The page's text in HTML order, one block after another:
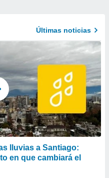
Últimas noticias
lluvias a Santiago:
en que cambiará el